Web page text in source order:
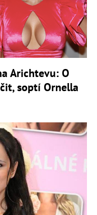
Arichtevu: O
soptí Ornella